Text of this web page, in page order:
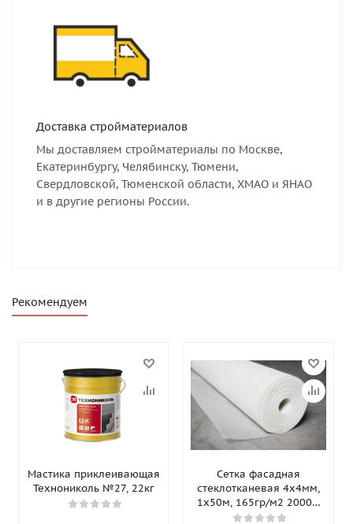
Доставка стройматериалов
Мы доставляем стройматериалы по Москве,
Екатеринбургу, Челябинску, Тюмени,
Свердловской, Тюменской области, ХМАО и ЯНАО
и в другие регионы России.
Рекомендуем
Мастика приклеивающая
Технониколь №27, 22кг
Сетка фасадная
стеклотканевая 4х4мм,
1х50м, 165гр/м2 2000Н
Isomax-165